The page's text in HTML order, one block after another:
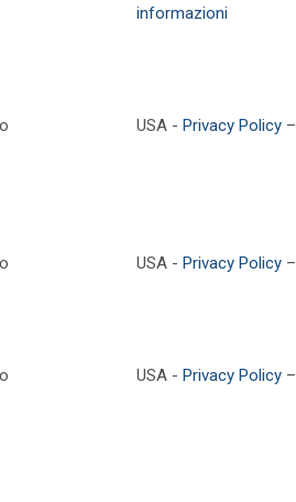
informazioni
USA - Privacy Policy–
USA - Privacy Policy–
USA - Privacy Policy–